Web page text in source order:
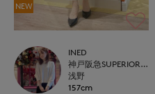
NEW
INED
神戸阪急SUPERIORCLOSET
浅野
157cm